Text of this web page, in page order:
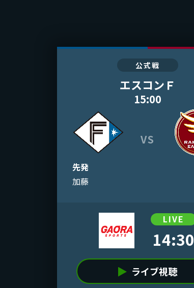
公式戦
エスコンＦ
15:00
先発
VS
加藤
LIVE
14:30
ライブ視聴